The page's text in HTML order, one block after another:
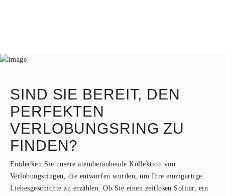
SIND SIE BEREIT, DEN
PERFEKTEN
VERLOBUNGSRING ZU
FINDEN?
Entdecken Sie unsere atemberaubende Kollektion von
Verlobungsringen, die entworfen wurden, um Ihre einzigartige
Liebesgeschichte zu erzählen. Ob Sie einen zeitlosen Solitär, ein